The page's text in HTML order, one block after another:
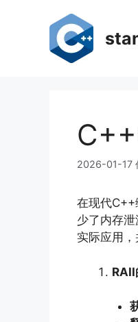
2026-01-17
在现代C++
少了内存
实际应用，
RAII